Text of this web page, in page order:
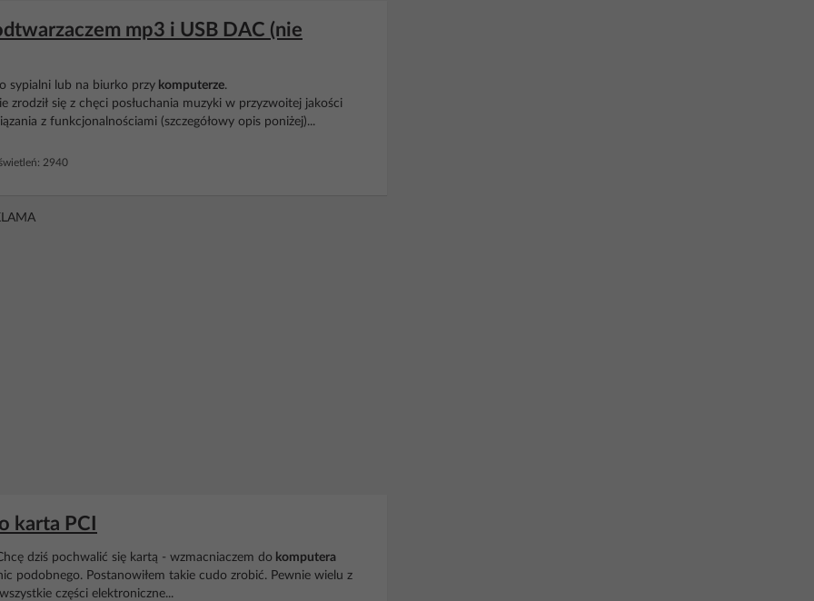
mp3 i USB DAC (nie
sypialni lub na biurko przy komputerze.
się z chęci posłuchania muzyki w przyzwoitej jakości
z funkcjonalnościami (szczegółowy opis poniżej)...
2940
karta PCI
dziś pochwalić się kartą - wzmacniaczem do komputera
podobnego. Postanowiłem takie cudo zrobić. Pewnie wielu z
części elektroniczne...